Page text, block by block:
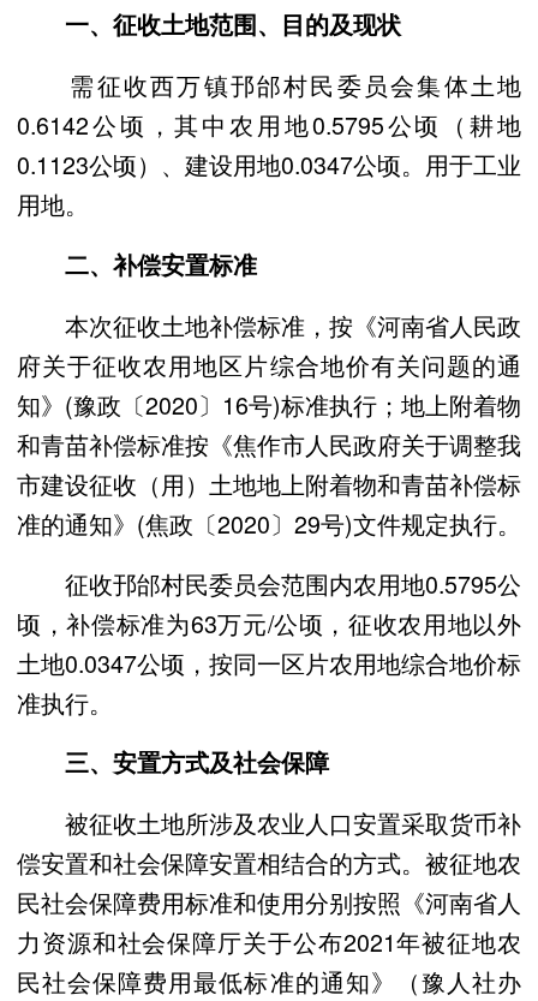
一、征收土地范围、目的及现状
需征收西万镇邘邰村民委员会集体土地
0.6142公顷，其中农用地0.5795公顷（耕地
0.1123公顷）、建设用地0.0347公顷。用于工业
用地。
二、补偿安置标准
本次征收土地补偿标准，按《河南省人民政
府关于征收农用地区片综合地价有关问题的通
知》(豫政〔2020〕16号)标准执行；地上附着物
和青苗补偿标准按《焦作市人民政府关于调整我
市建设征收（用）土地地上附着物和青苗补偿标
准的通知》(焦政〔2020〕29号)文件规定执行。
征收邘邰村民委员会范围内农用地0.5795公
顷，补偿标准为63万元/公顷，征收农用地以外
土地0.0347公顷，按同一区片农用地综合地价标
准执行。
三、安置方式及社会保障
被征收土地所涉及农业人口安置采取货币补
偿安置和社会保障安置相结合的方式。被征地农
民社会保障费用标准和使用分别按照《河南省人
力资源和社会保障厅关于公布2021年被征地农
民社会保障费用最低标准的通知》（豫人社办